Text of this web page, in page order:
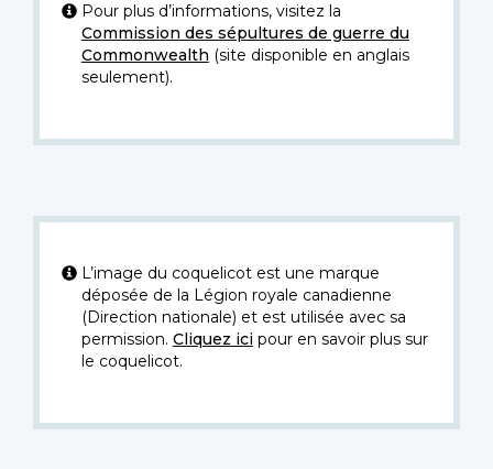
Pour plus d’informations, visitez la
Commission des sépultures de guerre du
Commonwealth (site disponible en anglais
seulement).
L’image du coquelicot est une marque
déposée de la Légion royale canadienne
(Direction nationale) et est utilisée avec sa
permission. Cliquez icipour en savoir plus sur
le coquelicot.